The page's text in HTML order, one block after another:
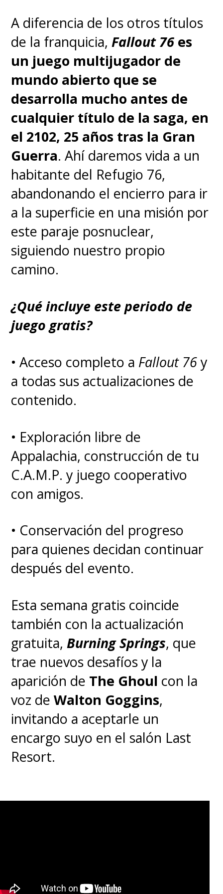
Evangelion" ha estamos
marcada por los retrasos: la
primera entrega llegó en
septiembre de 2007 y la
segunda se estrenó en junio de
2009, pero la tercera debutó en
noviembre de 2012 y la cuarta
recién pudo ver la luz en marzo
de 2021, más de ocho años
después de la anterior.
El proyecto, que reunió a gran
parte del equipo que trabajo en
la clásica serie, presentó varios
presentación más rápida de
"Kaworu" y la introducción de
popular "Mari". Si bien la
primera película es la que más
se acerca a lo que vimos en la
contra el ángel "Ramiel", es
desde la segunda entrega
cinematográfica que
empezamos a notar las
La última película ha sido un
éxito que demuestra que la
buena salud, con
unarecaudación que ya
superó los 9 mil millones de
yenes,llegando a 9,16 mil
millones de yenes hasta la
última revisión . Esto equivale a
unos 83,2 millones de dólares.
A diferencia de los otros títulos
de la franquicia, Fallout 76 es
un juego multijugador de
mundo abierto que se
desarrolla mucho antes de
cualquier título de la saga, en
el 2102, 25 años tras la Gran
Guerra. Ahí daremos vida a un
habitante del Refugio 76,
abandonando el encierro para ir
a la superficie en una misión por
este paraje posnuclear,
siguiendo nuestro propio
camino.
¿Qué incluye este periodo de
juego gratis?
• Acceso completo a Fallout 76y
a todas sus actualizaciones de
contenido.
• Exploración libre de
Appalachia, construcción de tu
C.A.M.P. y juego cooperativo
con amigos.
• Conservación del progreso
para quienes decidan continuar
después del evento.
Esta semana gratis coincide
también con la actualización
gratuita,Burning Springs, que
trae nuevos desafíos y la
aparición de The Ghoul con la
voz de Walton Goggins,
invitando a aceptarle un
encargo suyo en el salón Last
Resort.